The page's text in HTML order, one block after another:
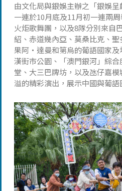
由文化局與銀娛主辦之「銀娛
一連於10月底及11月初一連兩
火炬歌舞團，以及8隊分別來自
紹、赤道幾內亞、莫桑比克、
果阿‧達曼和第烏的葡語國家及
漢街市公園、「澳門銀河」綜
堂、大三巴牌坊，以及氹仔嘉
溢的精彩演出，展示中國與葡語